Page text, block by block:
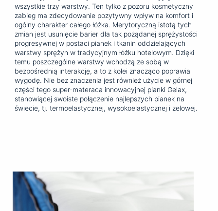
wszystkie trzy warstwy. Ten tylko z pozoru kosmetyczny
zabieg ma zdecydowanie pozytywny wpływ na komfort i
ogólny charakter całego łóżka. Merytoryczną istotą tych
zmian jest usunięcie barier dla tak pożądanej sprężystości
progresywnej w postaci pianek i tkanin oddzielających
warstwy sprężyn w tradycyjnym łóżku hotelowym. Dzięki
temu poszczególne warstwy wchodzą ze sobą w
bezpośrednią interakcję, a to z kolei znacząco poprawia
wygodę. Nie bez znaczenia jest również użycie w górnej
części tego super-materaca innowacyjnej pianki Gelax,
stanowiącej swoiste połączenie najlepszych pianek na
świecie, tj. termoelastycznej, wysokoelastycznej i żelowej.